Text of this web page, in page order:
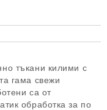
тъкани килими с
гама свежи
са от
обработка за по